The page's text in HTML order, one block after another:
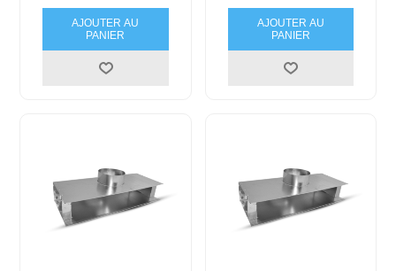
AJOUTER AU
PANIER
AJOUTER AU
PANIER